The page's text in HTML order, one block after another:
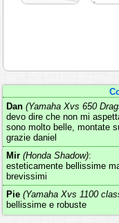
Dan (Yamaha Xvs 650
devo dire che non mi
sono molto belle, montate
grazie daniel
Mir (Honda Shadow):
esteticamente bellissime
brevissimi
Pie (Yamaha Xvs 1100
bellissime e robuste